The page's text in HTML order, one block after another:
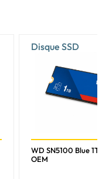
Disque SSD
WD SN5100 Blue 1To
OEM